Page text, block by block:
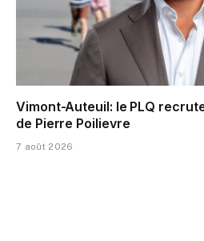
Vimont-Auteuil: le PLQ
de Pierre Poilievre
7 août 2026